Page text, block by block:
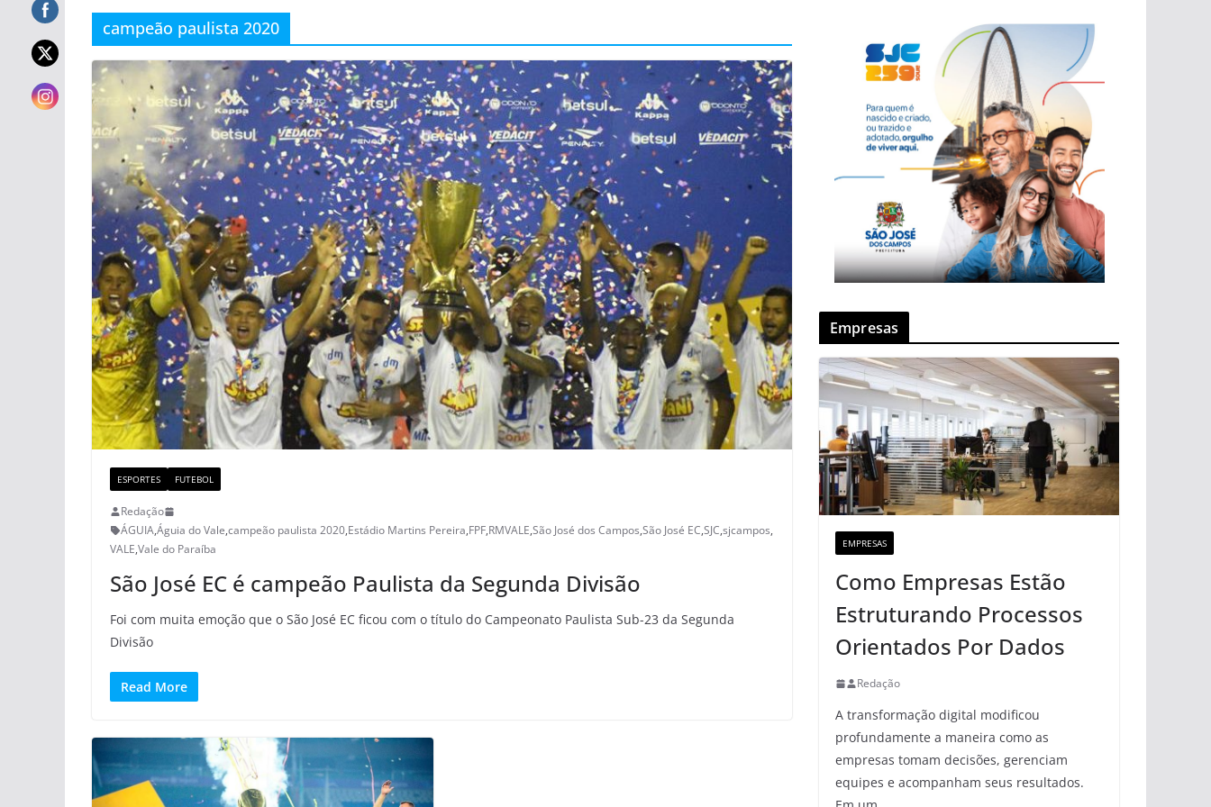
campeão paulista 2020
ESPORTES FUTEBOL
Redação
ÁGUIA,Águia do Vale,campeão paulista 2020,Estádio Martins Pereira,FPF,RMVALE,São José dos Campos,São José EC,SJC,sjcampos,
VALE,Vale do Paraíba
São José EC é campeão Paulista da Segunda Divisão
Foi com muita emoção que o São José EC ficou com o título do Campeonato Paulista Sub-23 da Segunda
Divisão
Read More
Empresas
EMPRESAS
Como Empresas Estão
Estruturando Processos
Orientados Por Dados
Redação
A transformação digital modificou
profundamente a maneira como as
empresas tomam decisões, gerenciam
equipes e acompanham seus resultados.